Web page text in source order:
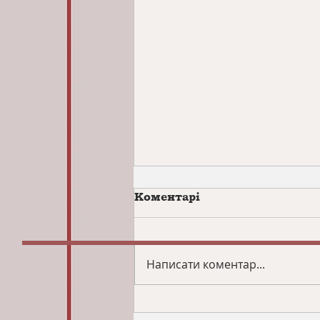
Коментарі
Написати коментар...